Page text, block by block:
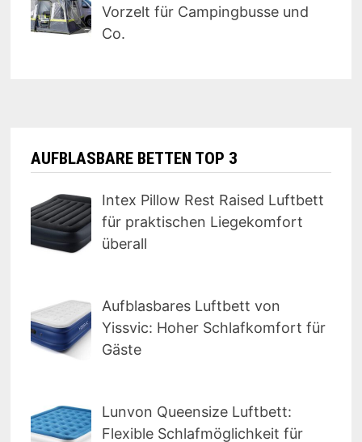
Vorzelt für Campingbusse und
Co.
AUFBLASBARE BETTEN TOP 3
Intex Pillow Rest Raised Luftbett
für praktischen Liegekomfort
überall
Aufblasbares Luftbett von
Yissvic: Hoher Schlafkomfort für
Gäste
Lunvon Queensize Luftbett:
Flexible Schlafmöglichkeit für